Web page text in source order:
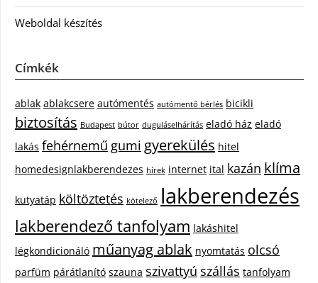
Weboldal készítés
Címkék
ablak ablakcsere autómentés autómentő bérlés bicikli
biztosítás Budapest bútor duguláselhárítás eladó ház eladó
lakás fehérnemű gumi gyerekülés hitel
homedesignlakberendezes hírek internet ital kazán klíma
kutyatáp költöztetés kötelező lakberendezés
lakberendező tanfolyam lakáshitel
légkondicionáló műanyag ablak nyomtatás olcsó
parfüm párátlanító szauna szivattyú szállás tanfolyam